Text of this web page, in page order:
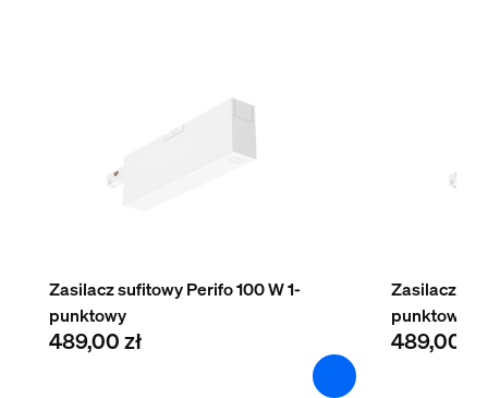
Zasilacz sufitowy Perifo 100 W 1-
punktowy
489,00 zł
Zasilacz
punktowy
489,00 zł